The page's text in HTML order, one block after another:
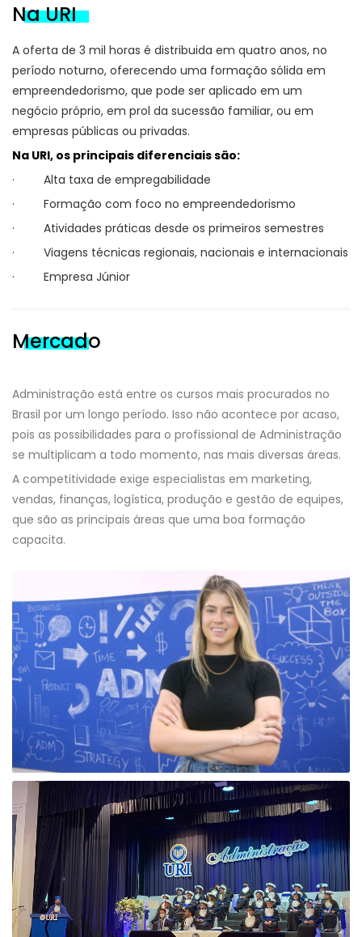
Na URI
A oferta de 3 mil horas é distribuida em quatro anos, no
período noturno, oferecendo uma formação sólida em
empreendedorismo, que pode ser aplicado em um
negócio próprio, em prol da sucessão familiar, ou em
empresas públicas ou privadas.
Na URI, os principais diferenciais são:
· Alta taxa de empregabilidade
· Formação com foco no empreendedorismo
· Atividades práticas desde os primeiros semestres
· Viagens técnicas regionais, nacionais e internacionais
· Empresa Júnior
Mercado
Administração está entre os cursos mais procurados no
Brasil por um longo período. Isso não acontece por acaso,
pois as possibilidades para o profissional de Administração
se multiplicam a todo momento, nas mais diversas áreas.
A competitividade exige especialistas em marketing,
vendas, finanças, logística, produção e gestão de equipes,
que são as principais áreas que uma boa formação
capacita.